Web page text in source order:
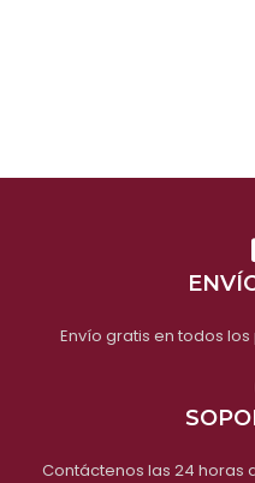
Envío gratis en todos
Contáctenos las 24 horas